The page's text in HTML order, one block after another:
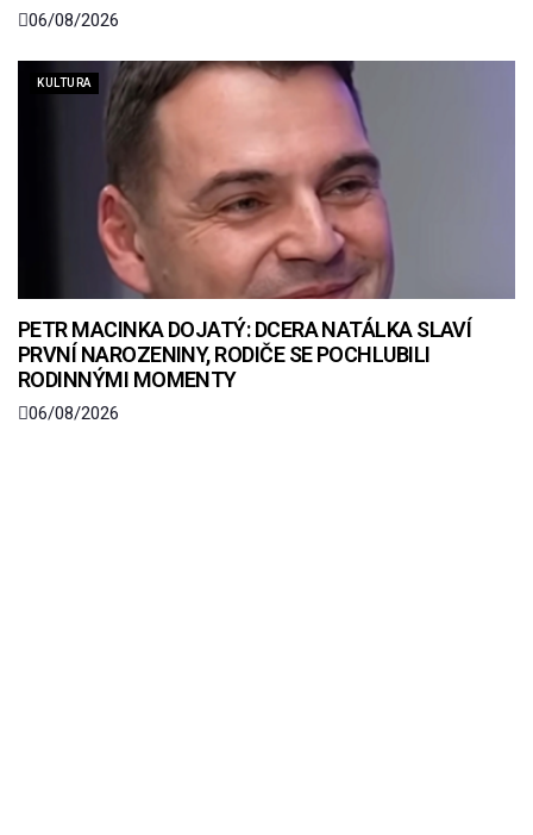
06/08/2026
KULTURA
PETR MACINKA DOJATÝ: DCERA NATÁLKA SLAVÍ
PRVNÍ NAROZENINY, RODIČE SE POCHLUBILI
RODINNÝMI MOMENTY
06/08/2026